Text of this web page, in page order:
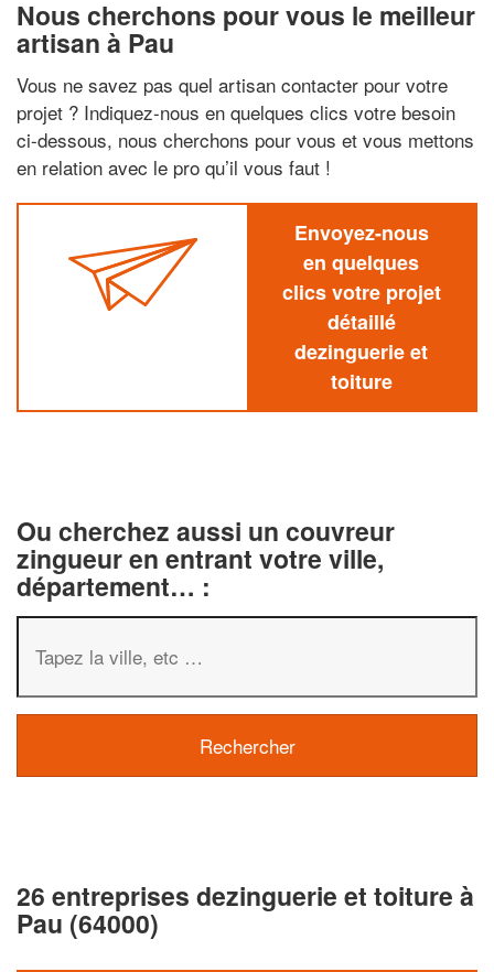
Nous cherchons pour vous le meilleur
artisan à Pau
Vous ne savez pas quel artisan contacter pour votre
projet ? Indiquez-nous en quelques clics votre besoin
ci-dessous, nous cherchons pour vous et vous mettons
en relation avec le pro qu’il vous faut !
Envoyez-nous
en quelques
clics votre projet
détaillé
dezinguerie et
toiture
Ou cherchez aussi un couvreur
zingueur en entrant votre ville,
département… :
26 entreprises dezinguerie et toiture à
Pau (64000)